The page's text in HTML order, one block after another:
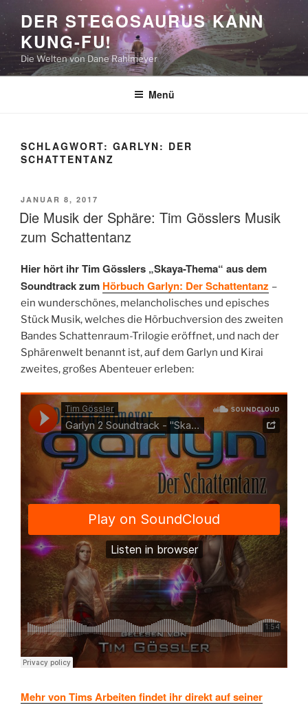
Zum
Inhalt
springen
DER STEGOSAURUS KANN
KUNG-FU!
Die Welten von Dane Rahlmeyer
Menü
SCHLAGWORT: GARLYN: DER
SCHATTENTANZ
VERÖFFENTLICHT
AM
JANUAR 8, 2017
Die Musik der Sphäre: Tim Gösslers Musik
zum Schattentanz
Hier hört ihr Tim Gösslers „Skaya-Thema“ aus dem
Soundtrack zum Hörbuch Garlyn: Der Schattentanz –
ein wunderschönes, melancholisches und episches
Stück Musik, welches die Hörbuchversion des zweiten
Bandes Schattenraum-Trilogie eröffnet, und nach der
Sphärenwelt benannt ist, auf dem Garlyn und Kirai
zweites, großes Abenteuer erleben:
Mehr von Tims Arbeiten findet ihr direkt auf seiner